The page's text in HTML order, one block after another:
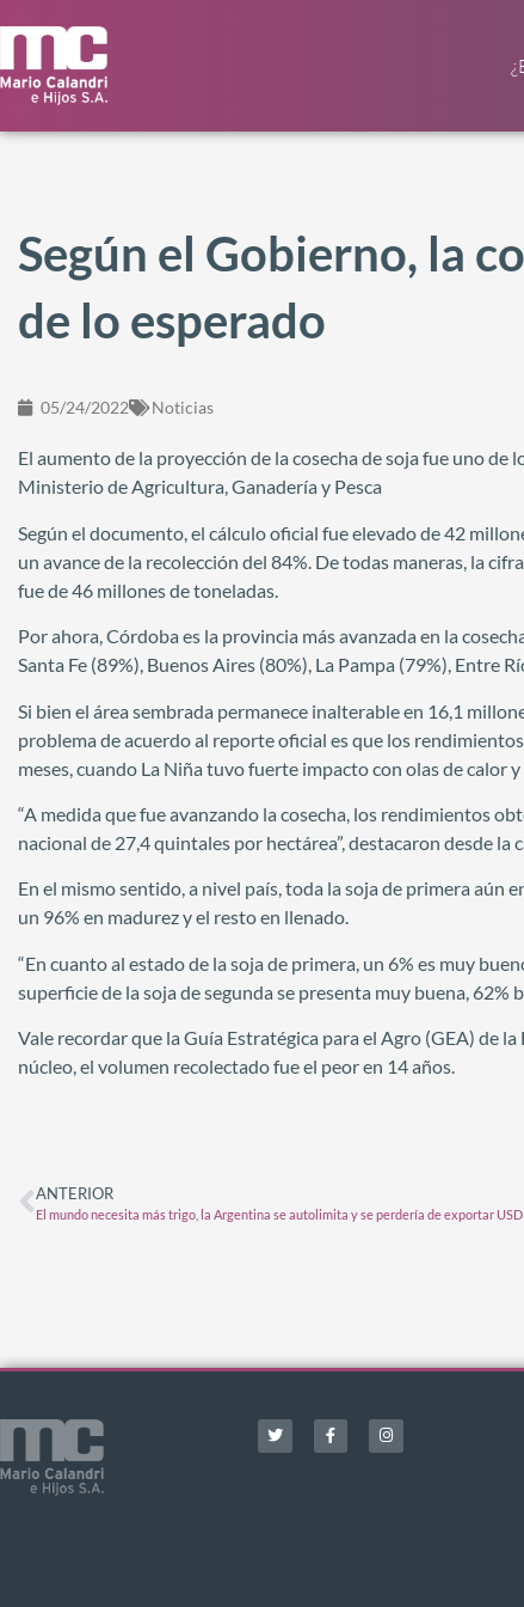
Según el Gobierno, la
de lo esperado
05/24/2022 Noticias
El aumento de la proyección de la cosecha de soja fue uno
Ministerio de Agricultura, Ganadería y Pesca
Según el documento, el cálculo oficial fue elevado de 42
un avance de la recolección del 84%. De todas maneras, la
fue de 46 millones de toneladas.
Por ahora, Córdoba es la provincia más avanzada en la
Santa Fe (89%), Buenos Aires (80%), La Pampa (79%), Entre
Si bien el área sembrada permanece inalterable en 16,1
problema de acuerdo al reporte oficial es que los
meses, cuando La Niña tuvo fuerte impacto con olas de calor
“A medida que fue avanzando la cosecha, los rendimientos
nacional de 27,4 quintales por hectárea”, destacaron desde la
En el mismo sentido, a nivel país, toda la soja de primera aún
un 96% en madurez y el resto en llenado.
“En cuanto al estado de la soja de primera, un 6% es muy
superficie de la soja de segunda se presenta muy buena, 62%
Vale recordar que la Guía Estratégica para el Agro (GEA) de
núcleo, el volumen recolectado fue el peor en 14 años.
ANTERIOR